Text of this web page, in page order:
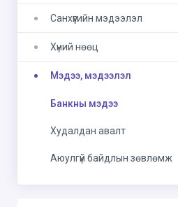
Санхүүгийн мэдээлэл
Хүний нөөц
Мэдээ, мэдээлэл
Банкны мэдээ
Худалдан авалт
Аюулгүй байдлын зөвлөмж